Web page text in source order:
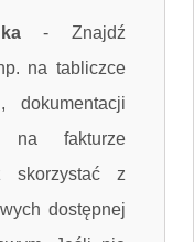
- Znajdź
na tabliczce
dokumentacji
na fakturze
skorzystać z
dostępnej